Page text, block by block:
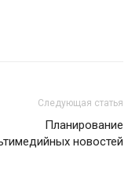
Следующая статья
Планирование
новостей